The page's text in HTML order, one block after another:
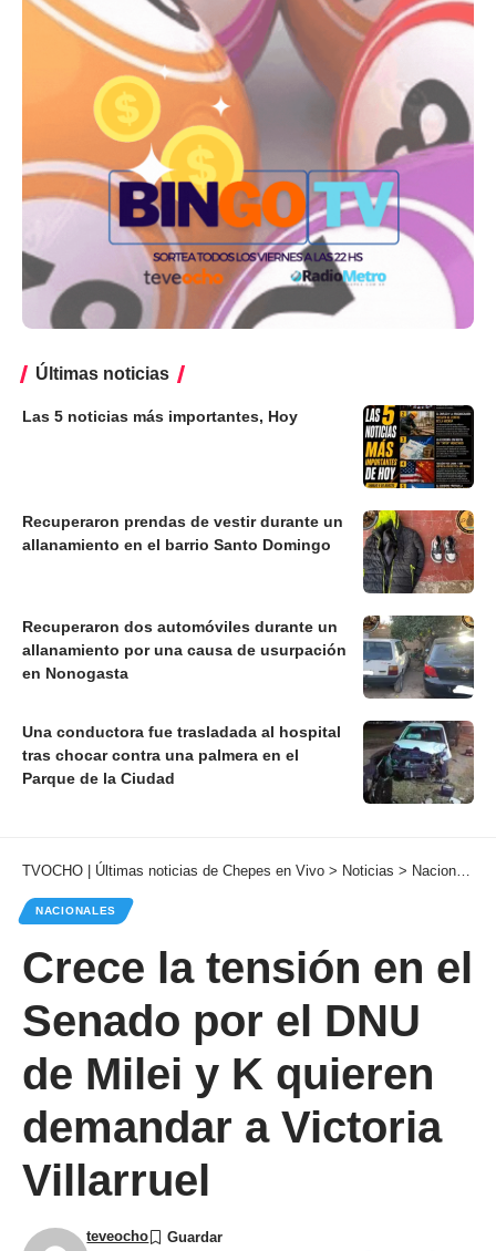
Últimas noticias
Las 5 noticias más importantes, Hoy
Recuperaron prendas de vestir durante un
allanamiento en el barrio Santo Domingo
Recuperaron dos automóviles durante un
allanamiento por una causa de usurpación
en Nonogasta
Una conductora fue trasladada al hospital
tras chocar contra una palmera en el
Parque de la Ciudad
TVOCHO | Últimas noticias de Chepes en Vivo > Noticias > Nacionales
NACIONALES
Crece la tensión en el
Senado por el DNU
de Milei y K quieren
demandar a Victoria
Villarruel
teveocho